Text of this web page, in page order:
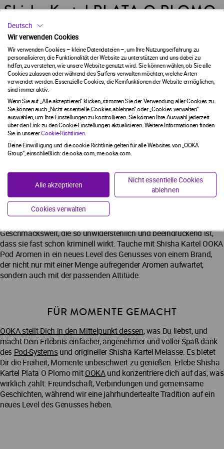
Shisha Kartel PLATA O PLOMO:
DER GESCHMACK DER
WILDEN SEITE
Mit explosivem Charakter und einer Vorliebe für aufregende
Aromen schießt Plata O Plomo OOKA Pod eiskalte
Geschmackserlebnisse aus Wassermelone, Granatapfel und
Honigmelone ab. Das Ergebnis dieser kraftvollen,
unwiderstehlichen Mischung, ein unnachahmliches
Zusammenspiel aus fruchtigen Aromen und eisigen Sensationen,
das alle Erwartungen sprengt
KRIMINELL GUTE GESCHMACKSWELTEN
Geschmackswelt, die so unwiderstehlich und beeindruckend ist,
dass sie fast schon kriminell wirkt. Tauche mit Shisha Kartel OOKA
Pod Aromen in ein neues Level des Genusses von einem Brand,
der nicht nur mit einer Menge aufregender Aromen aufwartet,
sondern auch mit der passenden Attitüde.
FÜR MOMENTE GEMACHT
OOKA stellt Dich in den Mittelpunkt dessen, was Du liebst, und
macht Dein Erlebnis einfacher, angenehmer und voller Spaß dank
des Pod-Systemsund origineller Shisha Kartel Melasse. Es bietet
Dir die Freiheit, Momente unbeschwert zu genießen. Erlebe Shisha
Kartel Plata O Plomo mitOOKAund konzentriere dich auf das, was
wirklich zählt: Freundschaft, Verbindungen und gemeinsame
Geschichten, während wir eine jahrhundertealte Tradition auf ein
neues Level des Genusses heben.
DU MUSST MINDESTENS 18 JAHRE ALT SEIN, UM AUF
DIE WEBSITE ZUGREIFEN ZU KÖNNEN.
Diese Website enthält Informationen über Raucherprodukte
und wir benötigen Ihr Alter, um sicherzustellen, dass Sie als
Erwachsener in Deutschland fortfahren können, zu rauchen
oder Tabakprodukte zu verwenden.
ICH BIN UNTER 18 JAHRE ALT.
Deutsch
Wir verwenden Cookies
Wir verwenden Cookies – kleine Datendateien –, um Ihre Nutzungserfahrung zu
personalisieren, die Funktionalität der Website zu unterstützen und uns dabei zu
helfen, zu verstehen, wie unsere Website genutzt wird. Sie können wählen, ob Sie alle
Cookies zulassen oder während des Surfens verwalten möchten, welche Arten
verwendet werden. Essenzielle Cookies, die Kernfunktionen der Website ermöglichen,
sind immer aktiv.
Wenn Sie auf „Alle akzeptieren“ klicken, stimmen Sie der Verwendung aller Cookies zu.
Sie können auch „Nicht essentielle Cookies ablehnen“ oder „Cookies verwalten“
auswählen, um Ihre Einstellungen zu kontrollieren. Sie können Ihre Auswahl jederzeit
über den Link zu den Cookie-Einstellungen aktualisieren. Weitere Informationen finden
Sie in unsererCookie-Richtlinien.
Deine Einwilligung und die cookie Richtlinie gelten für alle Websites von „OOKA
Group“, einschließlich: de.ooka.com, me.ooka.com.
Alle akzeptieren
Nicht essentielle Cookies
ablehnen
Cookies verwalten